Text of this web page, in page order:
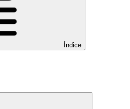
Índice